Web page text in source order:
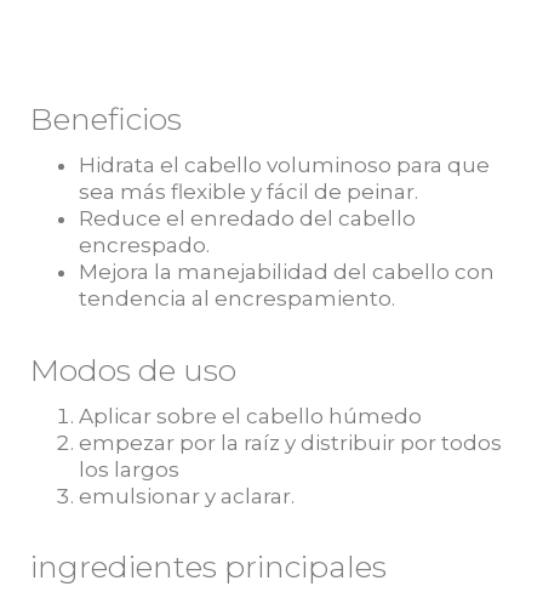
Beneficios
Hidrata el cabello voluminoso para que
sea más flexible y fácil de peinar.
Reduce el enredado del cabello
encrespado.
Mejora la manejabilidad del cabello con
tendencia al encrespamiento.
Modos de uso
Aplicar sobre el cabello húmedo
empezar por la raíz y distribuir por todos
los largos
emulsionar y aclarar.
ingredientes principales